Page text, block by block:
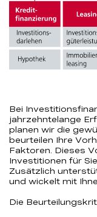
Bei
jahrzehntelange
planen wir die
beurteilen Ihre
Faktoren. Dieses
Investitionen für
Zusätzlich
und wickelt mit
Die